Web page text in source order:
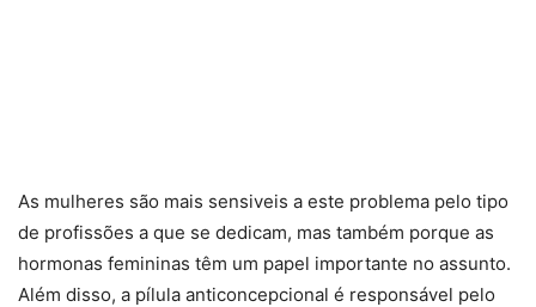
As mulheres são mais sensiveis a este problema pelo tipo
de profissões a que se dedicam, mas também porque as
hormonas femininas têm um papel importante no assunto.
Além disso, a pílula anticoncepcional é responsável pelo